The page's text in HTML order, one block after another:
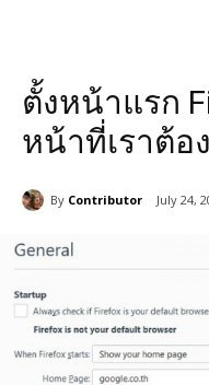
ตั้งหน้าแรก
หน้าที่เราต้อ
By Contributor July 24,